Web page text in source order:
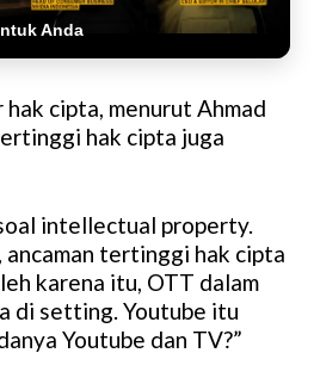
Anda
cipta, menurut Ahmad
hak cipta juga
intellectual property.
ancaman tertinggi hak cipta
karena itu, OTT dalam
di setting. Youtube itu
Youtube dan TV?”